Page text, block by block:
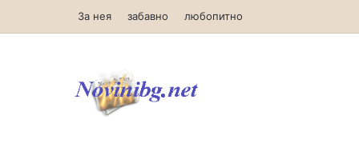
За нея забавно любопитно